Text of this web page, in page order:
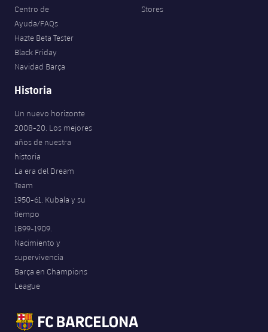
Centro de
Ayuda/FAQs
Hazte Beta Tester
Black Friday
Navidad Barça
Stores
Historia
Un nuevo horizonte
2008-20. Los mejores
años de nuestra
historia
La era del Dream
Team
1950-61. Kubala y su
tiempo
1899-1909.
Nacimiento y
supervivencia
Barça en Champions
League